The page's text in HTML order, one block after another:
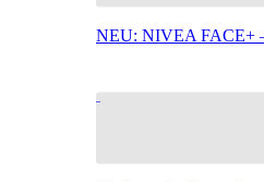
NEU: NIVEA FACE+